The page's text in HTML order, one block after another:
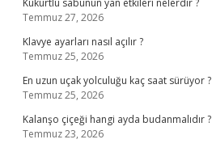
Kükürtlü sabunun yan etkileri nelerdir ?
Temmuz 27, 2026
Klavye ayarları nasıl açılır ?
Temmuz 25, 2026
En uzun uçak yolculuğu kaç saat sürüyor ?
Temmuz 25, 2026
Kalanşo çiçeği hangi ayda budanmalıdır ?
Temmuz 23, 2026